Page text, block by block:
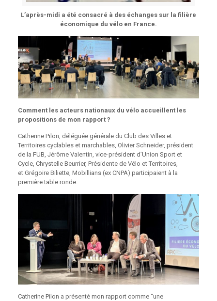
L’après-midi a été consacré à des échanges sur la filière
économique du vélo en France.
Comment les acteurs nationaux du vélo accueillent les
propositions de mon rapport ?
Catherine Pilon, déléguée générale du Club des Villes et
Territoires cyclables et marchables, Olivier Schneider, président
de la FUB, Jérôme Valentin, vice-président d’Union Sport et
Cycle, Chrystelle Beurrier, Présidente de Vélo et Territoires,
et Grégoire Biliette, Mobillians (ex CNPA) participaient à la
première table ronde.
Catherine Pilon a présenté mon rapport comme “une